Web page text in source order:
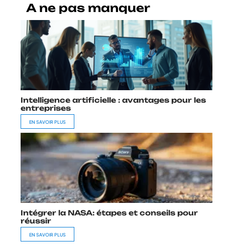
A ne pas manquer
Intelligence artificielle : avantages pour les
entreprises
EN SAVOIR PLUS
Intégrer la NASA: étapes et conseils pour
réussir
EN SAVOIR PLUS